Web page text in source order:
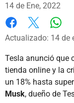
14 de Ene, 2022
Facebook
X
Actualizado: 14 de
Tesla anunció que
tienda online y la
un 18% hasta
Musk, dueño de